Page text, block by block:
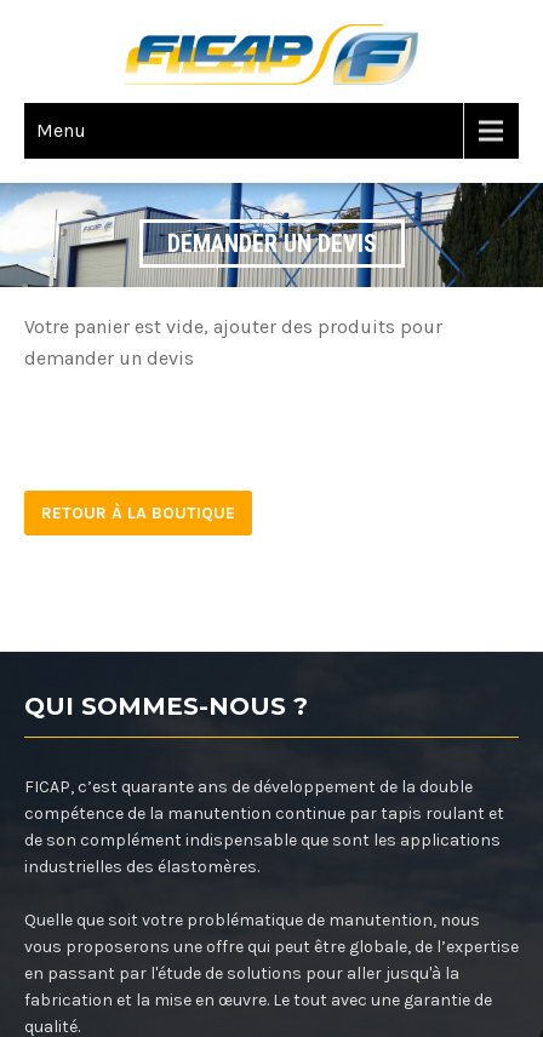
Menu
DEMANDER UN DEVIS
Votre panier est vide, ajouter des produits pour
demander un devis
RETOUR À LA BOUTIQUE
QUI SOMMES-NOUS ?
FICAP, c’est quarante ans de développement de la double
compétence de la manutention continue par tapis roulant et
de son complément indispensable que sont les applications
industrielles des élastomères.
Quelle que soit votre problématique de manutention, nous
vous proposerons une offre qui peut être globale, de l’expertise
en passant par l'étude de solutions pour aller jusqu'à la
fabrication et la mise en œuvre. Le tout avec une garantie de
qualité.